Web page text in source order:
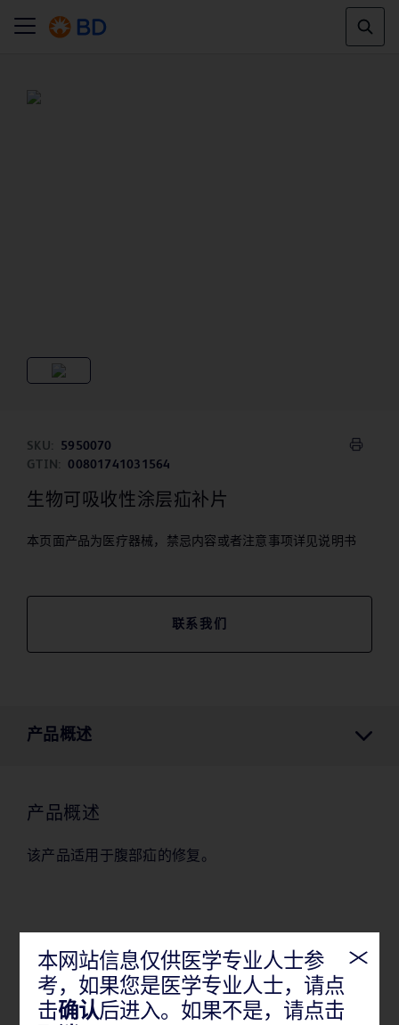
SKU:
5950070
GTIN:
00801741031564
生物可吸收性涂层疝补片
本页面产品为医疗器械，禁忌内容或者注意事项详见说明书
联系我们
产品概述
产品概述
该产品适用于腹部疝的修复。
产品特性
本网站信息仅供医学专业人士参
考，如果您是医学专业人士，请点
击确认后进入。如果不是，请点击